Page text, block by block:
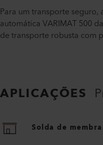
Para um transporte
automática VARIMAT 500
de transporte robusta com
APLICAÇÕES
Solda de